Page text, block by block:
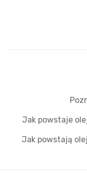
Jak powstaje
Jak powstają